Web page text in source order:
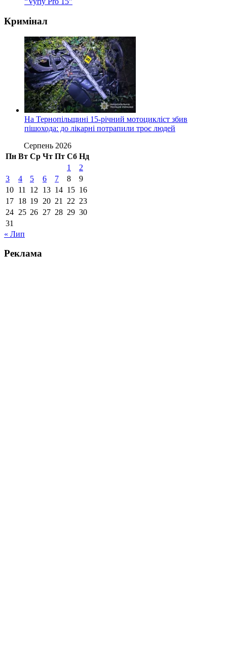
Кримінал
На Тернопільщині 15-річний мотоцикліст збив
пішохода: до лікарні потрапили троє людей
Серпень 2026
Пн Вт Ср Чт Пт Сб Нд
1
2
3
4 5 6 7 8
9
10 11 12 13 14 15 16
17 18 19 20 21 22 23
24 25 26 27 28 29 30
31
« Лип
Реклама